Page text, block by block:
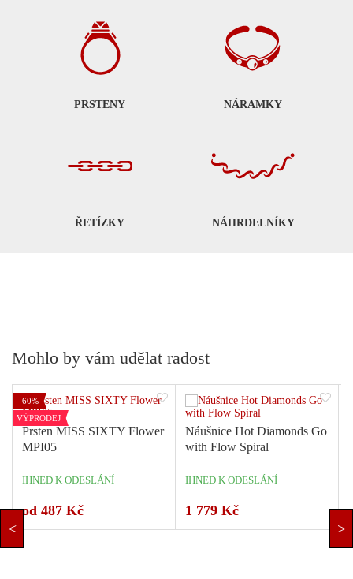
PRSTENY NÁRAMKY
ŘETÍZKY NÁHRDELNÍKY
Mohlo by vám udělat radost
- 60%
VÝPRODEJ
Prsten MISS SIXTY Flower
MPI05
IHNED K ODESLÁNÍ
od 487 Kč
Náušnice Hot Diamonds Go
with Flow Spiral
IHNED K ODESLÁNÍ
1 779 Kč